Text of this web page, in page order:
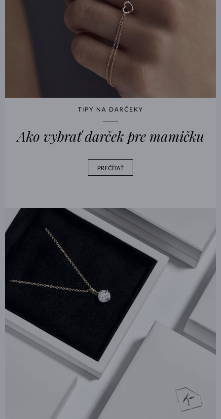
TIPY NA DARČEKY
Ako vybrať darček pre mamičku
PREČÍTAŤ